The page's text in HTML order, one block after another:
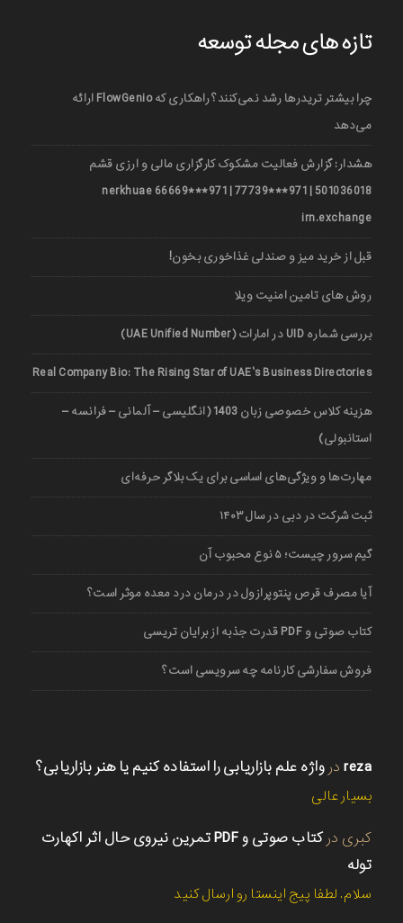
تازه های مجله توسعه
چرا بیشتر تریدرها رشد نمی‌کنند؟ راهکاری که FlowGenio ارائه
می‌دهد
هشدار: گزارش فعالیت مشکوک کارگزاری مالی و ارزی قشم
501036018 | 971***77739 | 971***66669 nerkhuae
irn.exchange
قبل از خرید میز و صندلی غذاخوری بخون!
روش های تامین امنیت ویلا
بررسی شماره UID در امارات (UAE Unified Number)
Real Company Bio: The Rising Star of UAE’s Business Directories
هزینه کلاس خصوصی زبان 1403 (انگلیسی – آلمانی – فرانسه –
استانبولی)
مهارت‌ها و ویژگی‌های اساسی برای یک بلاگر حرفه‌ای
ثبت شرکت در دبی در سال ۱۴۰۳
گیم سرور چیست؛ ۵ نوع محبوب آن
آیا مصرف قرص پنتوپرازول در درمان درد معده موثر است؟
کتاب صوتی و PDF قدرت جذبه از برایان تریسی
فروش سفارشی کارنامه چه سرویسی است؟
reza در واژه علم بازاریابی را استفاده کنیم یا هنر بازاریابی؟
بسیار عالی
کبری در
کتاب صوتی و PDF تمرین نیروی حال اثر اکهارت
توله
سلام. لطفا پیج اینستا رو ارسال کنید